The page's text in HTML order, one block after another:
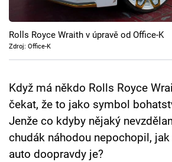
Cool Esport
Pořady
Sledujte prima+
Přihlášení
Rolls Royce Wraith v úpravě od Office-K
Zdroj: Office-K
Když má někdo Rolls Royce
čekat, že to jako symbol
Jenže co kdyby nějaký
chudák náhodou nepochopil,
auto doopravdy je?